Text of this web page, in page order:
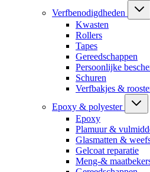
Verfbenodigdheden
Kwasten
Rollers
Tapes
Gereedschappen
Persoonlijke
Schuren
Verfbakjes &
Epoxy & polyester
Epoxy
Plamuur &
Glasmatten &
Gelcoat reparatie
Meng-&